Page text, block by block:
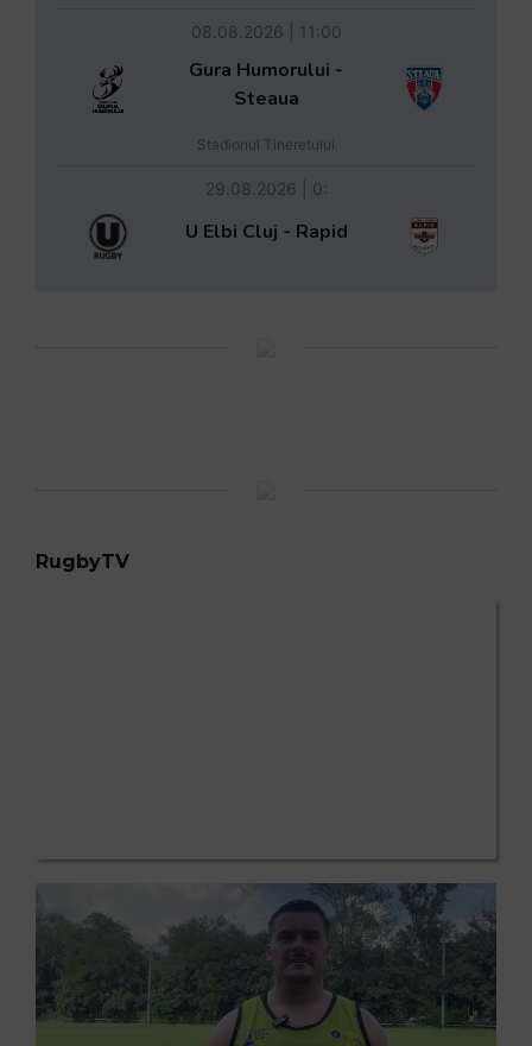
08.08.2026 | 11:00
Gura Humorului -
Steaua
Stadionul Tineretului
29.08.2026 | 0:
U Elbi Cluj - Rapid
RugbyTV